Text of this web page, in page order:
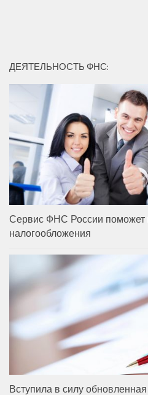
ДЕЯТЕЛЬНОСТЬ ФНС:
Сервис ФНС России поможет
налогообложения
Вступила в силу